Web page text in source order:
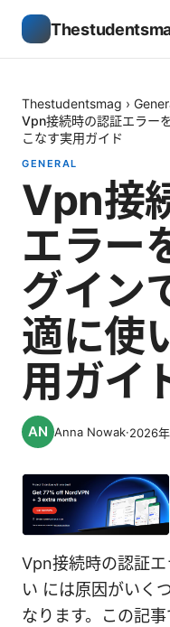
Thestudentsmag ›
Vpn接続時の認証エラー
こなす実用ガイド
GENERAL
Vpn接
エラー
グイン
適に使
用ガイ
Anna Nowak·2026
Vpn接続時の認証
い には原因がいく
なります。この記